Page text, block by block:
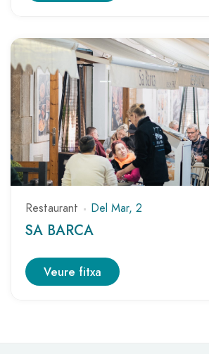
Restaurant Del Mar, 2
SA BARCA
Veure fitxa